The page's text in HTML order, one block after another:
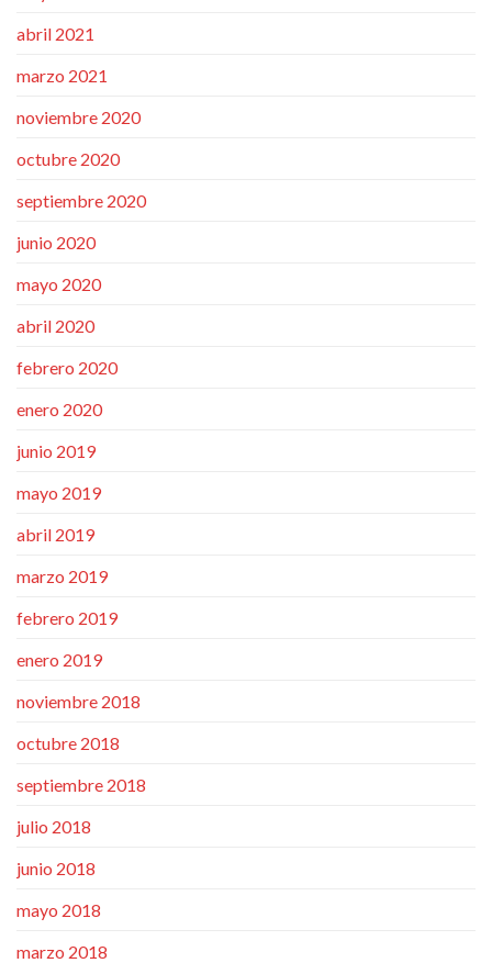
abril 2021
marzo 2021
noviembre 2020
octubre 2020
septiembre 2020
junio 2020
mayo 2020
abril 2020
febrero 2020
enero 2020
junio 2019
mayo 2019
abril 2019
marzo 2019
febrero 2019
enero 2019
noviembre 2018
octubre 2018
septiembre 2018
julio 2018
junio 2018
mayo 2018
marzo 2018